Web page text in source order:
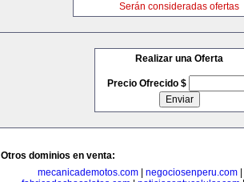
Serán consideradas ofertas
Realizar una Oferta
Precio Ofrecido $
Otros dominios en venta:
mecanicademotos.com| negociosenperu.com|